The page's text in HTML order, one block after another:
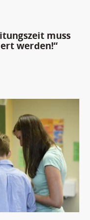
muss
werden!“